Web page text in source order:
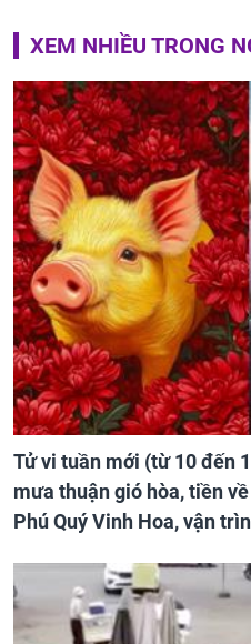
XEM NHIỀU TRONG
Tử vi tuần mới (từ 10 đến
mưa thuận gió hòa, tiền
Phú Quý Vinh Hoa, vận